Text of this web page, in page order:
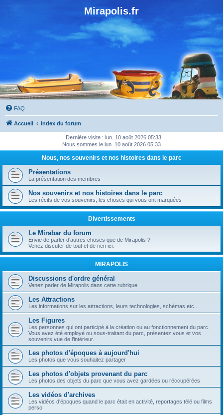
Mirapolis.fr
FAQ
Accueil Index du forum
Dernière visite : lun. 10 août 2026 05:33
Nous sommes le lun. 10 août 2026 05:33
Nous, nos souvenirs et nos histoires dans le parc
Présentations
La présentation des membres
Nos souvenirs et nos histoires dans le parc
Les récits de vos souvenirs, les choses qui vous ont marquées
Divertissements
Le Mirabar du forum
Envie de parler d'autres choses que de Mirapolis ?
Venez discuter de tout et de rien ici.
MIRAPOLIS
Discussions d'ordre général
Venez parler de Mirapolis dans cette rubrique
Les Attractions
Les informations sur les attractions, leurs technologies, schémas etc...
Les Figures
Les personnes qui ont participé à la création ou au fonctionnement du parc.
Vous avez été employé ou sous-traitant du parc, présentez vous et vos
souvenirs vue de l’intérieur.
Les photos d'époques à aujourd'hui
Les photos que vous souhaitez partager
Les photos d'objets provenant du parc
Les photos des objets du parc que vous avez gardées ou réccupérées
Les vidéos d'archives
Les vidéos d'époques quand le parc était en activité, reportages télé ou films
perso